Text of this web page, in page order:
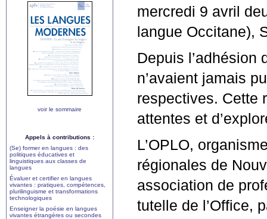
mercredi 9 avril
langue Occitane),
Depuis l’adhésion
n’avaient jamais
respectives. Cette
attentes et
L’OPLO,
régionales de
association de
tutelle de l’Office,
voir le sommaire
Appels à contributions :
(Se) former en langues : des
politiques éducatives et
linguistiques aux classes de
langues
Évaluer et certifier en langues
vivantes : pratiques, compétences,
plurilinguisme et transformations
technologiques
Enseigner la poésie en langues
vivantes étrangères ou secondes